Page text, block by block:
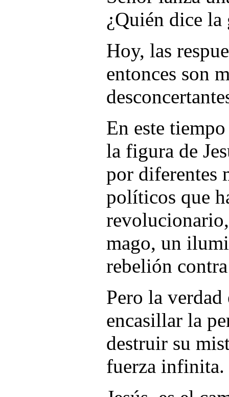
¿Quién dice la
Hoy, las
entonces son
En este
la figura de
por diferentes
políticos que
mago, un
rebelión
Pero la verdad
encasillar la
destruir su
fuerza infinita.